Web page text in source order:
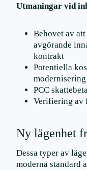
Utmaningar vid
Behovet av
avgörande
kontrakt
Potentiella
modernisering
PCC
Verifiering av
Ny lägenhet
Dessa typer av
moderna standard